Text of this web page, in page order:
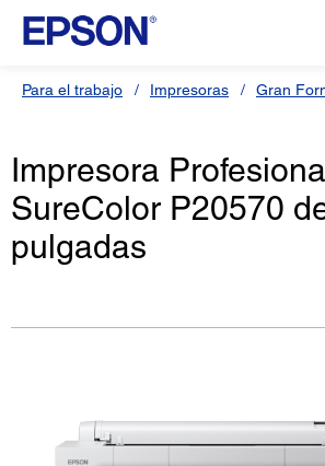
Para el trabajo Impresoras Gran
Impresora
SureColor P20570
pulgadas